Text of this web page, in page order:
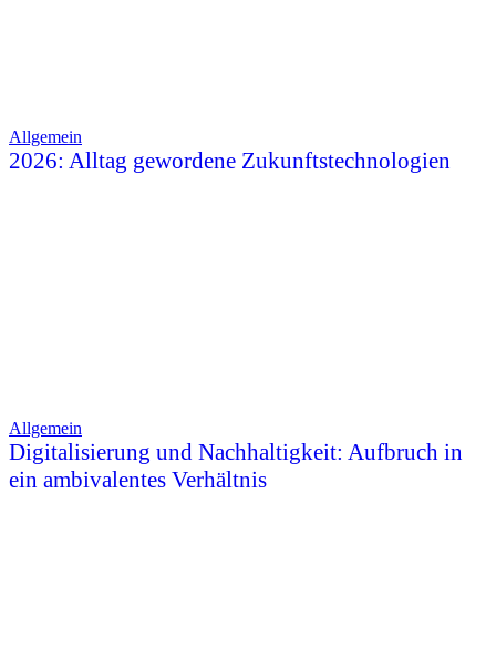
Allgemein
2026: Alltag gewordene Zukunftstechnologien
Allgemein
Digitalisierung und Nachhaltigkeit: Aufbruch in
ein ambivalentes Verhältnis